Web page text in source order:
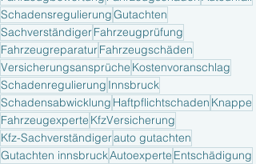
SchadensregulierungGutachten
SachverständigerFahrzeugprüfung
FahrzeugreparaturFahrzeugschäden
Versicherungsansprüche Kostenvoranschlag
Schadenregulierung Innsbruck
Schadensabwicklung Haftpflichtschaden Knappe
Fahrzeugexperte KfzVersicherung
Kfz-Sachverständigerauto gutachten
Gutachten innsbruckAutoexperte Entschädigung